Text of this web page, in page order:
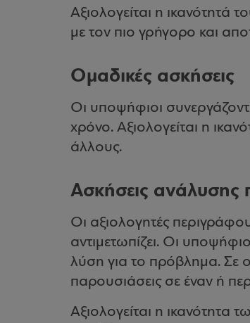
Αξιολογείται η ικανότητά
με τον πιο γρήγορο και
Ομαδικές ασκήσεις
Οι υποψήφιοι
χρόνο. Αξιολογείται η
άλλους.
Ασκήσεις ανάλυσης
Οι αξιολογητές
αντιμετωπίζει. Οι
λύση για το πρόβλημα. Σε
παρουσιάσεις σε έναν ή
Αξιολογείται η